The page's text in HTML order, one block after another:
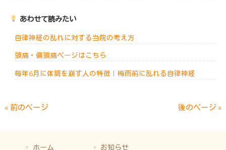
あわせて読みたい
自律神経の乱れに対する当院の考え方
頭痛・偏頭痛ページはこちら
毎年6月に体調を崩す人の特徴｜梅雨前に乱れる自律神経
« 前のページ 後のページ »
ホーム お知らせ